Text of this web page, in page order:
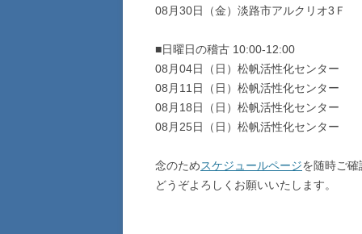
08月30日（金）淡路市アルクリオ3Ｆ
■日曜日の稽古 10:00-12:00
08月04日（日）松帆活性化センター
08月11日（日）松帆活性化センター
08月18日（日）松帆活性化センター
08月25日（日）松帆活性化センター
念のためスケジュールページを随時ご確
どうぞよろしくお願いいたします。